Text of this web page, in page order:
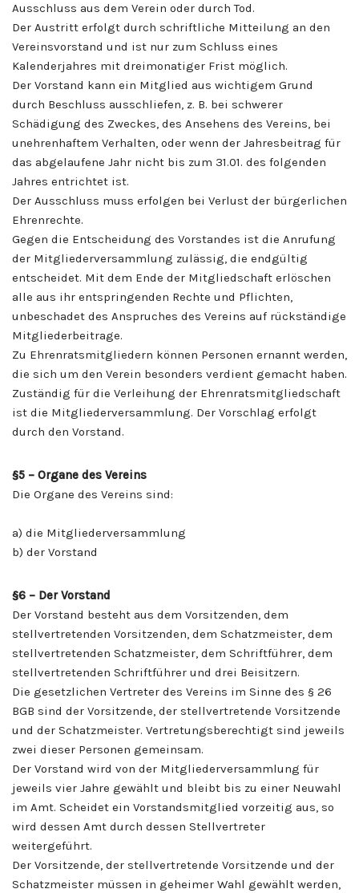
Ausschluss aus dem Verein oder durch Tod.
Der Austritt erfolgt durch schriftliche Mitteilung an den
Vereinsvorstand und ist nur zum Schluss eines
Kalenderjahres mit dreimonatiger Frist möglich.
Der Vorstand kann ein Mitglied aus wichtigem Grund
durch Beschluss ausschliefen, z. B. bei schwerer
Schädigung des Zweckes, des Ansehens des Vereins, bei
unehrenhaftem Verhalten, oder wenn der Jahresbeitrag für
das abgelaufene Jahr nicht bis zum 31.01. des folgenden
Jahres entrichtet ist.
Der Ausschluss muss erfolgen bei Verlust der bürgerlichen
Ehrenrechte.
Gegen die Entscheidung des Vorstandes ist die Anrufung
der Mitgliederversammlung zulässig, die endgültig
entscheidet. Mit dem Ende der Mitgliedschaft erlöschen
alle aus ihr entspringenden Rechte und Pflichten,
unbeschadet des Anspruches des Vereins auf rückständige
Mitgliederbeitrage.
Zu Ehrenratsmitgliedern können Personen ernannt werden,
die sich um den Verein besonders verdient gemacht haben.
Zuständig für die Verleihung der Ehrenratsmitgliedschaft
ist die Mitgliederversammlung. Der Vorschlag erfolgt
durch den Vorstand.
§5 – Organe des Vereins
Die Organe des Vereins sind:
a) die Mitgliederversammlung
b) der Vorstand
§6 – Der Vorstand
Der Vorstand besteht aus dem Vorsitzenden, dem
stellvertretenden Vorsitzenden, dem Schatzmeister, dem
stellvertretenden Schatzmeister, dem Schriftführer, dem
stellvertretenden Schriftführer und drei Beisitzern.
Die gesetzlichen Vertreter des Vereins im Sinne des § 26
BGB sind der Vorsitzende, der stellvertretende Vorsitzende
und der Schatzmeister. Vertretungsberechtigt sind jeweils
zwei dieser Personen gemeinsam.
Der Vorstand wird von der Mitgliederversammlung für
jeweils vier Jahre gewählt und bleibt bis zu einer Neuwahl
im Amt. Scheidet ein Vorstandsmitglied vorzeitig aus, so
wird dessen Amt durch dessen Stellvertreter
weitergeführt.
Der Vorsitzende, der stellvertretende Vorsitzende und der
Schatzmeister müssen in geheimer Wahl gewählt werden,